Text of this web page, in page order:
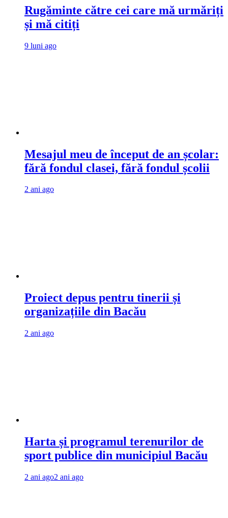
Rugăminte către cei care mă urmăriți
și mă citiți
9 luni ago
Mesajul meu de început de an școlar:
fără fondul clasei, fără fondul școlii
2 ani ago
Proiect depus pentru tinerii și
organizațiile din Bacău
2 ani ago
Harta și programul terenurilor de
sport publice din municipiul Bacău
2 ani ago2 ani ago